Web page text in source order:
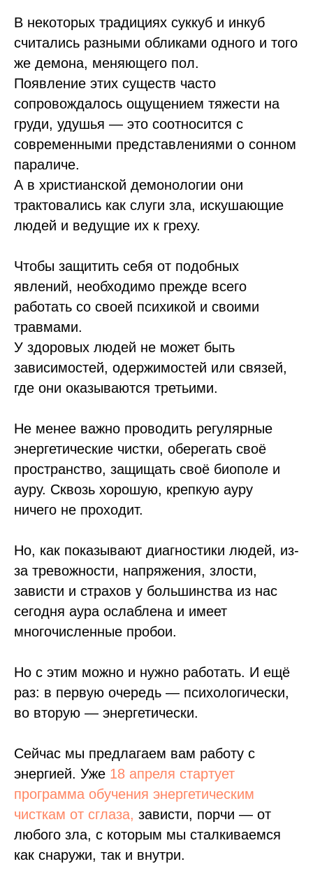
В некоторых традициях суккуб и инкуб
считались разными обликами одного и того
же демона, меняющего пол.
Появление этих существ часто
сопровождалось ощущением тяжести на
груди, удушья — это соотносится с
современными представлениями о сонном
параличе.
А в христианской демонологии они
трактовались как слуги зла, искушающие
людей и ведущие их к греху.
Чтобы защитить себя от подобных
явлений, необходимо прежде всего
работать со своей психикой и своими
травмами.
У здоровых людей не может быть
зависимостей, одержимостей или связей,
где они оказываются третьими.
Не менее важно проводить регулярные
энергетические чистки, оберегать своё
пространство, защищать своё биополе и
ауру. Сквозь хорошую, крепкую ауру
ничего не проходит.
Но, как показывают диагностики людей, из-
за тревожности, напряжения, злости,
зависти и страхов у большинства из нас
сегодня аура ослаблена и имеет
многочисленные пробои.
Но с этим можно и нужно работать. И ещё
раз: в первую очередь — психологически,
во вторую — энергетически.
Сейчас мы предлагаем вам работу с
энергией. Уже 18 апреля стартует
программа обучения энергетическим
чисткам от сглаза, зависти, порчи — от
любого зла, с которым мы сталкиваемся
как снаружи, так и внутри.